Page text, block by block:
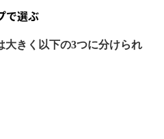
で選ぶ
大きく以下の3つに分けられ